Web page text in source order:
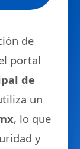
de
portal
de
un
, lo que
y